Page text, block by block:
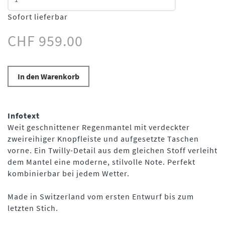
Sofort lieferbar
CHF 959.00
In den Warenkorb
Infotext
Weit geschnittener Regenmantel mit verdeckter
zweireihiger Knopfleiste und aufgesetzte Taschen
vorne. Ein Twilly-Detail aus dem gleichen Stoff verleiht
dem Mantel eine moderne, stilvolle Note. Perfekt
kombinierbar bei jedem Wetter.
Made in Switzerland vom ersten Entwurf bis zum
letzten Stich.